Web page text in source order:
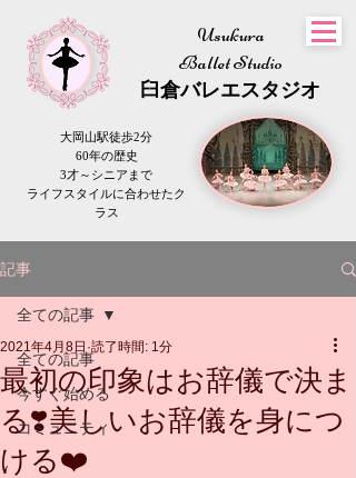
Usukura
Ballet Studio
​臼倉バレエスタジオ
大岡山駅徒歩2分
60年の歴史
3才～シニアまで
​ライフスタイルに合わせたク
ラス
記事
全ての記事
今すぐ始める
コミュニティ
全ての記事
最初の印象はお辞儀で決ま
る❣️美しいお辞儀を身につ
ける❤️
2021年4月8日 読了時間: 1分